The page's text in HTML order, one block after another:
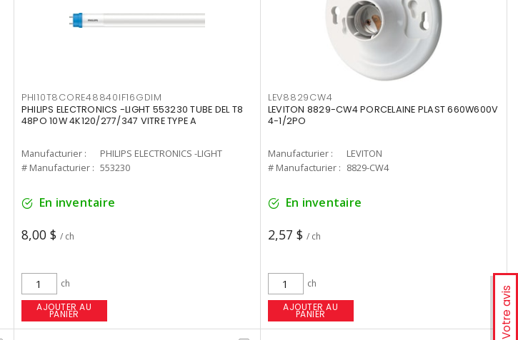
Votre avis
PHI10T8CORE48840IF16GDIM
PHILIPS ELECTRONICS -LIGHT 553230 TUBE DEL T8
48PO 10W 4K120/277/347 VITRE TYPE A
Manufacturier :
PHILIPS ELECTRONICS -LIGHT
# Manufacturier : 553230
En inventaire
8,00 $ / ch
ch
AJOUTER AU
PANIER
LEV8829CW4
LEVITON 8829-CW4 PORCELAINE PLAST 660W600V
4-1/2PO
Manufacturier :
LEVITON
# Manufacturier : 8829-CW4
En inventaire
2,57 $ / ch
ch
AJOUTER AU
PANIER